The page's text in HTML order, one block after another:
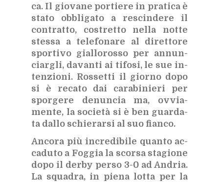
ca. Il gio­va­ne por­tie­re in pra­ti­ca è
sta­to ob­bli­ga­to a re­scin­de­re il
con­trat­to, co­stret­to nel­la not­te
stes­sa a te­le­fo­na­re al di­ret­to­re
spor­ti­vo gial­lo­ros­so per an­nun­
ciar­gli, da­van­ti ai ti­fo­si, le sue in­
ten­zio­ni. Ros­set­ti il gior­no dopo
si è re­ca­to dai ca­ra­bi­nie­ri per
spor­ge­re de­nun­cia ma, ov­via­
men­te, la so­cie­tà si è ben guar­da­
ta dal­lo schie­rar­si al suo fian­co.
An­co­ra più in­cre­di­bi­le quan­to ac­
ca­du­to a Fog­gia la scor­sa sta­gio­ne
dopo il der­by per­so 3-0 ad An­dria.
La squa­dra, in pie­na lot­ta per la